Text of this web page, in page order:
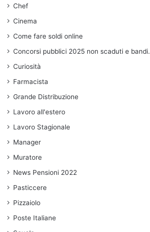
Chef
Cinema
Come fare soldi online
Concorsi pubblici 2025 non scaduti e bandi.
Curiosità
Farmacista
Grande Distribuzione
Lavoro all'estero
Lavoro Stagionale
Manager
Muratore
News Pensioni 2022
Pasticcere
Pizzaiolo
Poste Italiane